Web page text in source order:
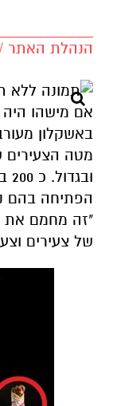
הנהלת האתר / 18:16 19.08.13
אם מישהו היה
באשקלון
מטה הצעירים
הפתיחה בהם
"זה מחמם את
של צעירים